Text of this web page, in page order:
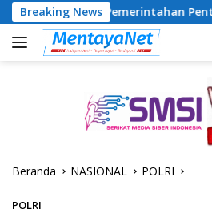
Langsung
ke
konten
Breaking News
Pemerintahan Penting untuk
Beranda NASIONAL POLRI
POLRI